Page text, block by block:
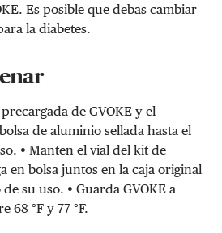
Es posible que debas cambiar
la diabetes.
de GVOKE y el
de aluminio sellada hasta el
• Manten el vial del kit de
en bolsa juntos en la caja original
de su uso. • Guarda GVOKE a
68 °F y 77 °F.